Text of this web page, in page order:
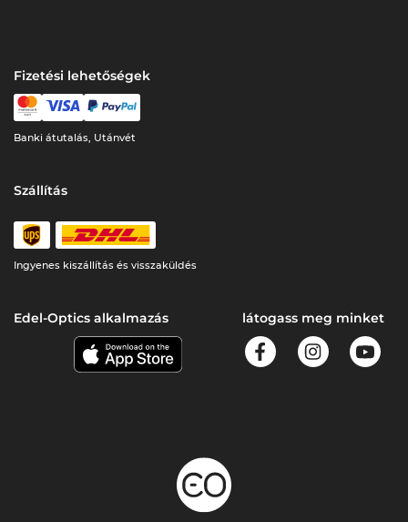
Fizetési lehetőségek
Banki átutalás, Utánvét
Szállítás
Ingyenes kiszállítás és visszaküldés
Edel-Optics alkalmazás látogass meg minket